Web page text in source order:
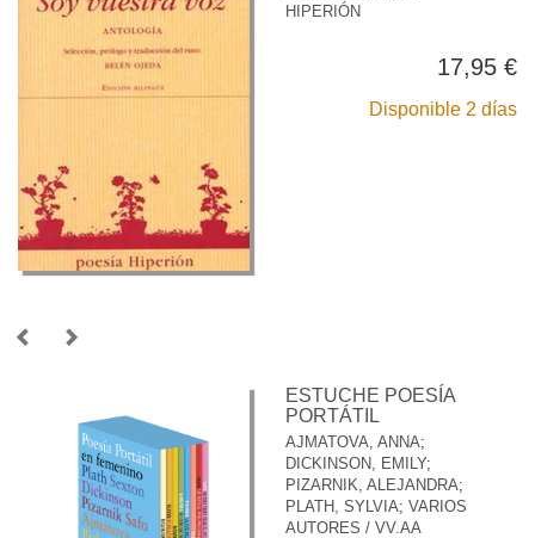
HIPERIÓN
17,95 €
Disponible 2 días
ESTUCHE POESÍA
PORTÁTIL
AJMATOVA, ANNA;
DICKINSON, EMILY;
PIZARNIK, ALEJANDRA;
PLATH, SYLVIA; VARIOS
AUTORES / VV.AA